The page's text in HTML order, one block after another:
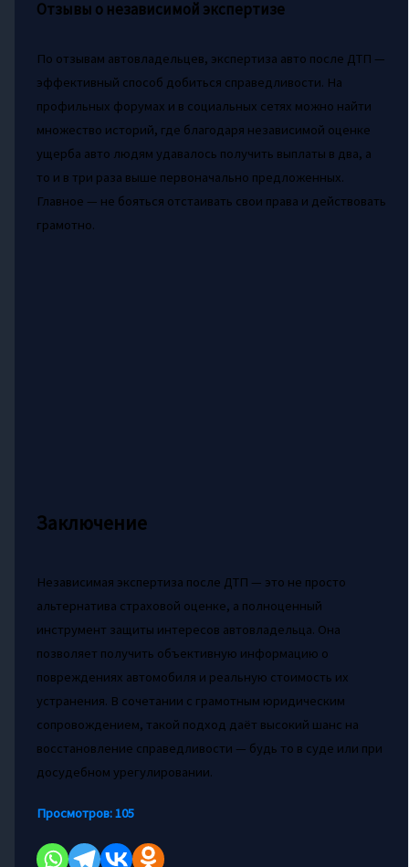
Отзывы о независимой экспертизе
По отзывам автовладельцев, экспертиза авто после ДТП —
эффективный способ добиться справедливости. На
профильных форумах и в социальных сетях можно найти
множество историй, где благодаря независимой оценке
ущерба авто людям удавалось получить выплаты в два, а
то и в три раза выше первоначально предложенных.
Главное — не бояться отстаивать свои права и действовать
грамотно.
Заключение
Независимая экспертиза после ДТП — это не просто
альтернатива страховой оценке, а полноценный
инструмент защиты интересов автовладельца. Она
позволяет получить объективную информацию о
повреждениях автомобиля и реальную стоимость их
устранения. В сочетании с грамотным юридическим
сопровождением, такой подход даёт высокий шанс на
восстановление справедливости — будь то в суде или при
досудебном урегулировании.
Просмотров:105